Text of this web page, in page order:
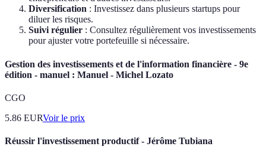
Diversification : Investissez dans plusieurs startups pour
diluer les risques.
Suivi régulier : Consultez régulièrement vos investissements
pour ajuster votre portefeuille si nécessaire.
Gestion des investissements et de l'information financière - 9e
édition - manuel : Manuel - Michel Lozato
CGO
5.86 EURVoir le prix
Réussir l'investissement productif - Jérôme Tubiana